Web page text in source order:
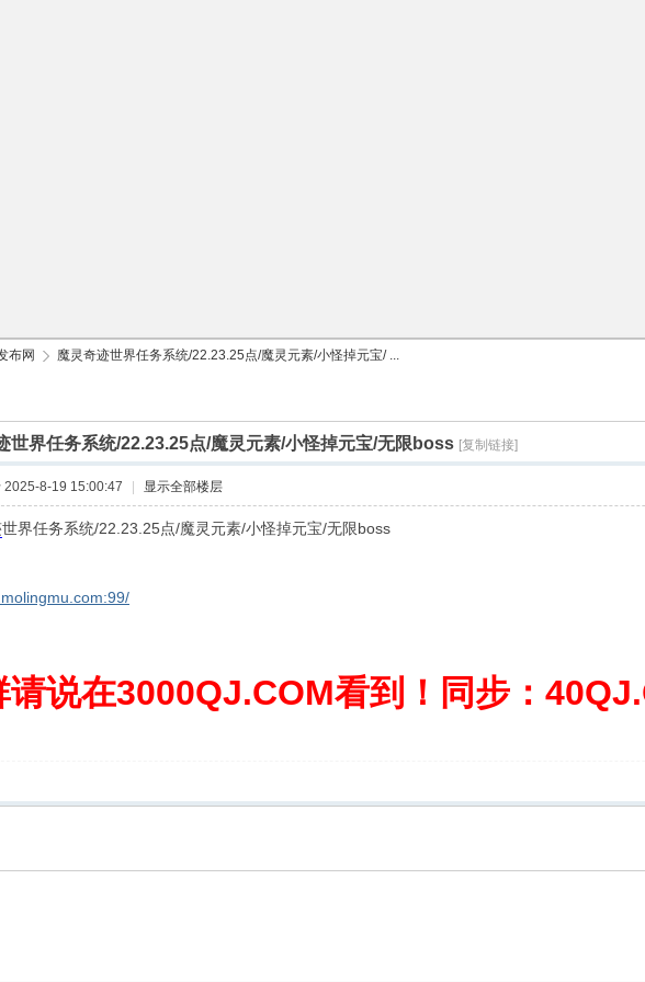
布网
›
魔灵奇迹世界任务系统/22.23.25点/魔灵元素/小怪掉元宝/ ...
世界任务系统/22.23.25点/魔灵元素/小怪掉元宝/无限boss [复制链接]
2025-8-19 15:00:47 显示全部楼层
世界任务系统/22.23.25点/魔灵元素/小怪掉元宝/无限boss
请说在3000QJ.COM看到！同步：